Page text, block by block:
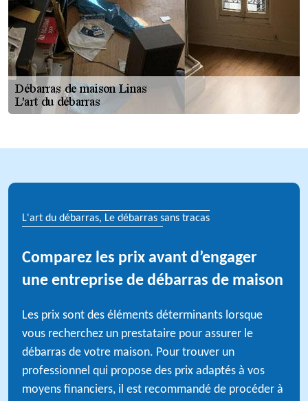
L'art du débarras, Le débarras sans tracas
Comparez les prix avant d’engager
une entreprise de débarras de maison
Les prix sont des éléments déterminants lorsque
vous recherchez un prestataire pour assurer le
débarras de votre maison. Pour trouver un
professionnel qui propose des prix adaptés à vos
moyens financiers, il est recommandé de procéder à